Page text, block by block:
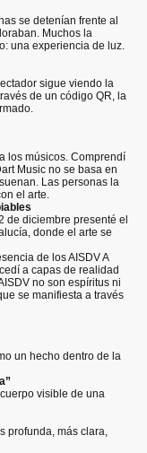
se detenían frente al
Muchos la
una experiencia de luz.
sigue viendo la
de un código QR, la
los músicos. Comprendí
Music no se basa en
Las personas la
el arte.
de diciembre presenté el
donde el arte se
de los AISDV A
a capas de realidad
no son espíritus ni
se manifiesta a través
un hecho dentro de la
visible de una
profunda, más clara,